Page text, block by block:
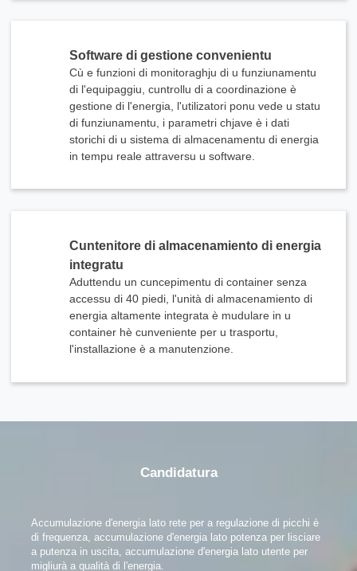
Software di gestione convenientu
Cù e funzioni di monitoraghju di u funziunamentu
di l'equipaggiu, cuntrollu di a coordinazione è
gestione di l'energia, l'utilizatori ponu vede u statu
di funziunamentu, i parametri chjave è i dati
storichi di u sistema di almacenamentu di energia
in tempu reale attraversu u software.
Cuntenitore di almacenamiento di energia
integratu
Aduttendu un cuncepimentu di container senza
accessu di 40 piedi, l'unità di almacenamiento di
energia altamente integrata è mudulare in u
container hè cunveniente per u trasportu,
l'installazione è a manutenzione.
Candidatura
Accumulazione d'energia lato rete per a regulazione di picchi è
di frequenza, accumulazione d'energia lato potenza per lisciare
a putenza in uscita, accumulazione d'energia lato utente per
migliurà a qualità di l'energia.
Cuntatta ci